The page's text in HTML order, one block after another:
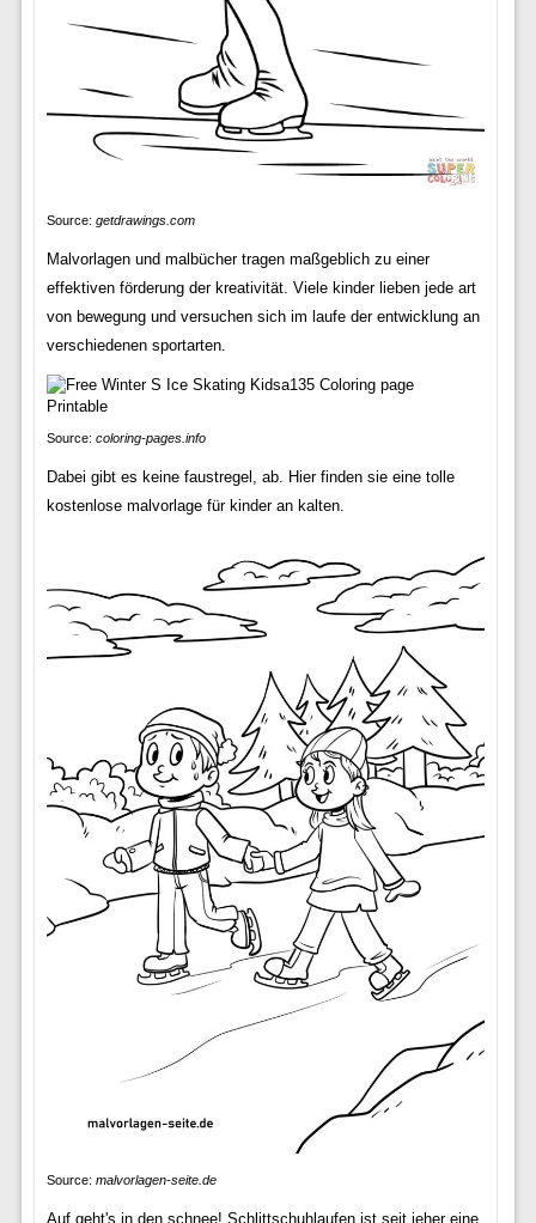
Source: getdrawings.com
Malvorlagen und malbücher tragen maßgeblich zu einer
effektiven förderung der kreativität. Viele kinder lieben jede art
von bewegung und versuchen sich im laufe der entwicklung an
verschiedenen sportarten.
Source: coloring-pages.info
Dabei gibt es keine faustregel, ab. Hier finden sie eine tolle
kostenlose malvorlage für kinder an kalten.
Source: malvorlagen-seite.de
Auf geht's in den schnee! Schlittschuhlaufen ist seit jeher eine